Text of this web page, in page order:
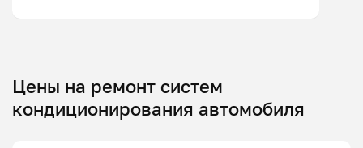
Цены на ремонт систем
кондиционирования автомобиля